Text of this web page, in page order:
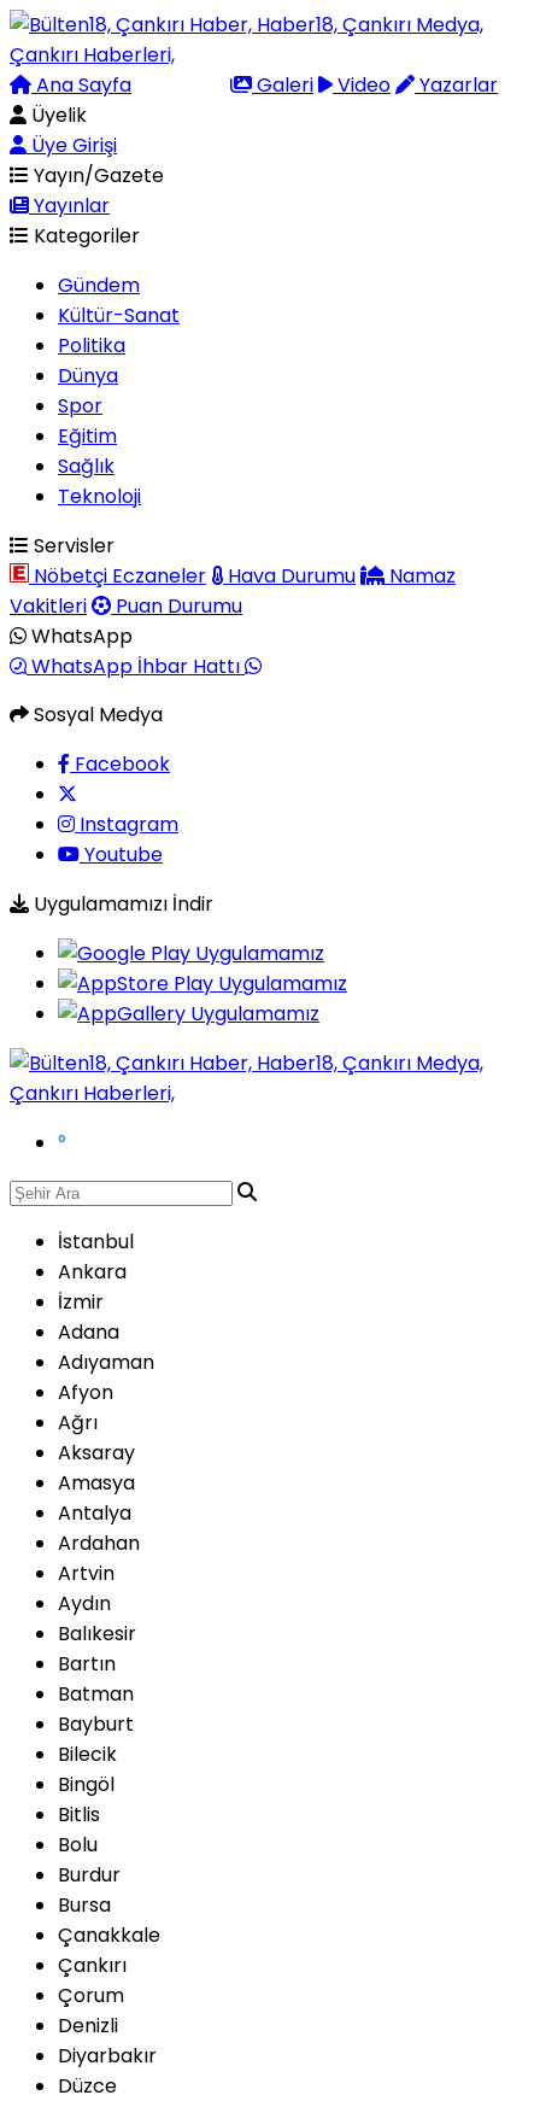
Ana Sayfa Galeri Video
Yazarlar
Üyelik
Üye Girişi
Yayın/Gazete
Yayınlar
Kategoriler
Gündem
Kültür-Sanat
Politika
Dünya
Spor
Eğitim
Sağlık
Teknoloji
Servisler
Nöbetçi Eczaneler
Hava Durumu
Namaz
Vakitleri
Puan Durumu
WhatsApp
WhatsApp İhbar Hattı
Sosyal Medya
Facebook
Instagram
Youtube
Uygulamamızı İndir
°
İstanbul
Ankara
İzmir
Adana
Adıyaman
Afyon
Ağrı
Aksaray
Amasya
Antalya
Ardahan
Artvin
Aydın
Balıkesir
Bartın
Batman
Bayburt
Bilecik
Bingöl
Bitlis
Bolu
Burdur
Bursa
Çanakkale
Çankırı
Çorum
Denizli
Diyarbakır
Düzce